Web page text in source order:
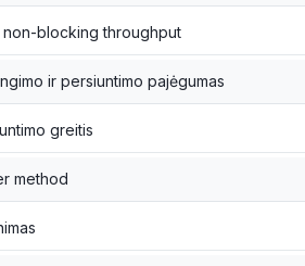
non-blocking throughput
ir persiuntimo pajėgumas
greitis
method